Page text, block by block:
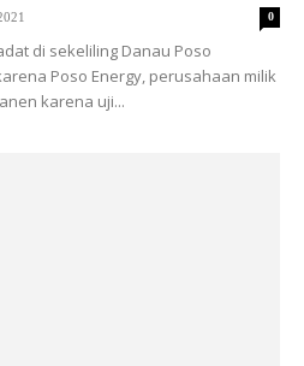
0
di sekeliling Danau Poso
Poso Energy, perusahaan milik
karena uji...